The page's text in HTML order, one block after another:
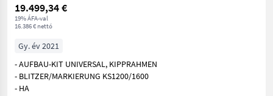
19.499,34 €
19% ÁFA-val
16.386 € nettó
Gy. év 2021
- AUFBAU-KIT UNIVERSAL, KIPPRAHMEN
- BLITZER/MARKIERUNG KS1200/1600
- HA